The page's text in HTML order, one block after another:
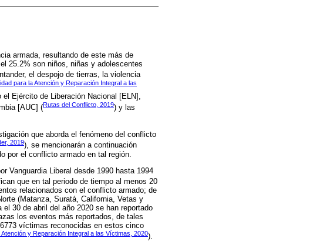
armada, resultando de este más de
25.2% son niños, niñas y adolescentes
el despojo de tierras, la violencia
para la Atención y Reparación Integral a las
Ejército de Liberación Nacional [ELN],
[AUC] (Rutas del Conflicto, 2019) y las
que aborda el fenómeno del conflicto
2019), se mencionarán a continuación
por el conflicto armado en tal región.
Vanguardia Liberal desde 1990 hasta 1994
que en tal periodo de tiempo al menos 20
relacionados con el conflicto armado; de
(Matanza, Suratá, California, Vetas y
30 de abril del año 2020 se han reportado
los eventos más reportados, de tales
víctimas reconocidas en estos cinco
Atención y Reparación Integral a las Víctimas, 2020).